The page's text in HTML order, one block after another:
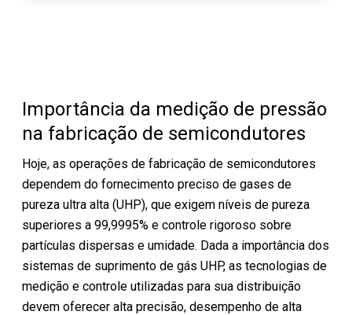
Importância da medição de pressão
na fabricação de semicondutores
Hoje, as operações de fabricação de semicondutores
dependem do fornecimento preciso de gases de
pureza ultra alta (UHP), que exigem níveis de pureza
superiores a 99,9995% e controle rigoroso sobre
partículas dispersas e umidade. Dada a importância dos
sistemas de suprimento de gás UHP, as tecnologias de
medição e controle utilizadas para sua distribuição
devem oferecer alta precisão, desempenho de alta